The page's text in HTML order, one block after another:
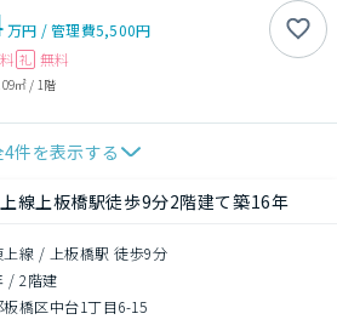
万円 /管理費5,500円
礼 無料
㎡ / 1階
4件を表示する
線上板橋駅徒歩9分2階建て築16年
上線 / 上板橋駅 徒歩9分
/2階建
板橋区中台1丁目6-15